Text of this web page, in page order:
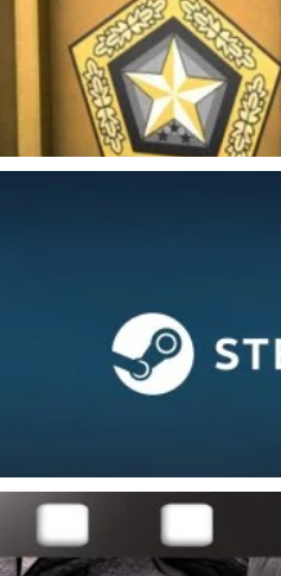
เว็บไซต์ซื้อขายสกิน CSGO ชื่อว่า
days ago
ผู้ใช้งานพร้อมกันสูงถึง 30 ล้านบัญ
เรื่องราวเจ็บช้ำที่นักเล่นเ